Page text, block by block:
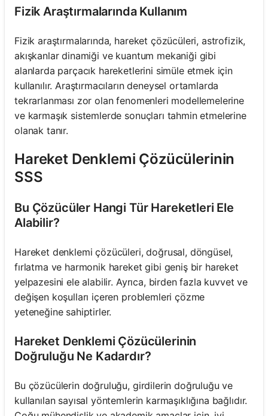
Fizik Araştırmalarında Kullanım
Fizik araştırmalarında, hareket çözücüleri, astrofizik,
akışkanlar dinamiği ve kuantum mekaniği gibi
alanlarda parçacık hareketlerini simüle etmek için
kullanılır. Araştırmacıların deneysel ortamlarda
tekrarlanması zor olan fenomenleri modellemelerine
ve karmaşık sistemlerde sonuçları tahmin etmelerine
olanak tanır.
Hareket Denklemi Çözücülerinin
SSS
Bu Çözücüler Hangi Tür Hareketleri Ele
Alabilir?
Hareket denklemi çözücüleri, doğrusal, döngüsel,
fırlatma ve harmonik hareket gibi geniş bir hareket
yelpazesini ele alabilir. Ayrıca, birden fazla kuvvet ve
değişen koşulları içeren problemleri çözme
yeteneğine sahiptirler.
Hareket Denklemi Çözücülerinin
Doğruluğu Ne Kadardır?
Bu çözücülerin doğruluğu, girdilerin doğruluğu ve
kullanılan sayısal yöntemlerin karmaşıklığına bağlıdır.